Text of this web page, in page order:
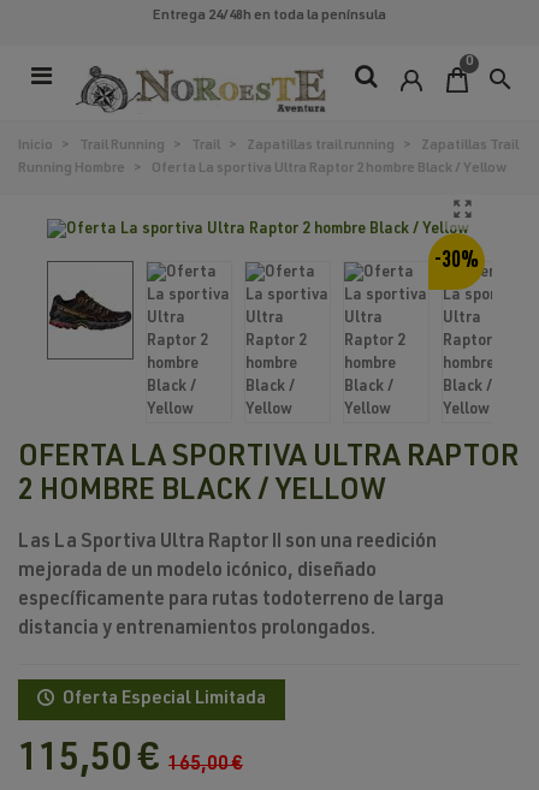
Entrega 24/48h en toda la península
0
search
Inicio > Trail Running > Trail > Zapatillas trail running >
Zapatillas Trail
Running Hombre
> Oferta La sportiva Ultra Raptor 2 hombre Black / Yellow
-30%
OFERTA LA SPORTIVA ULTRA RAPTOR
2 HOMBRE BLACK / YELLOW
Las La Sportiva Ultra Raptor II son una reedición
mejorada de un modelo icónico, diseñado
específicamente para rutas todoterreno de larga
distancia y entrenamientos prolongados.
Oferta Especial Limitada
115,50 € 165,00 €